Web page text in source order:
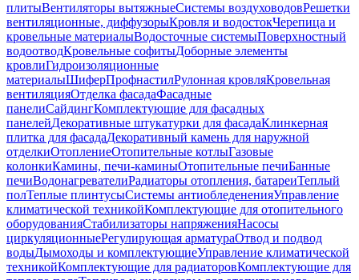
плитыВентиляторы вытяжныеСистемы воздуховодовРешетки
вентиляционные, диффузорыКровля и водостокЧерепица и
кровельные материалыВодосточные системыПоверхностный
водоотводКровельные софитыДоборные элементы
кровлиГидроизоляционные
материалыШиферПрофнастилРулонная кровляКровельная
вентиляцияОтделка фасадаФасадные
панелиСайдингКомплектующие для фасадных
панелейДекоративные штукатурки для фасадаКлинкерная
плитка для фасадаДекоративный камень для наружной
отделкиОтоплениеОтопительные котлыГазовые
колонкиКамины, печи-каминыОтопительные печиБанные
печиВодонагревателиРадиаторы отопления, батареиТеплый
полТеплые плинтусыСистемы антиобледененияУправление
климатической техникойКомплектующие для отопительного
оборудованияСтабилизаторы напряженияНасосы
циркуляционныеРегулирующая арматураОтвод и подвод
водыДымоходы и комплектующиеУправление климатической
техникойКомплектующие для радиаторовКомплектующие для